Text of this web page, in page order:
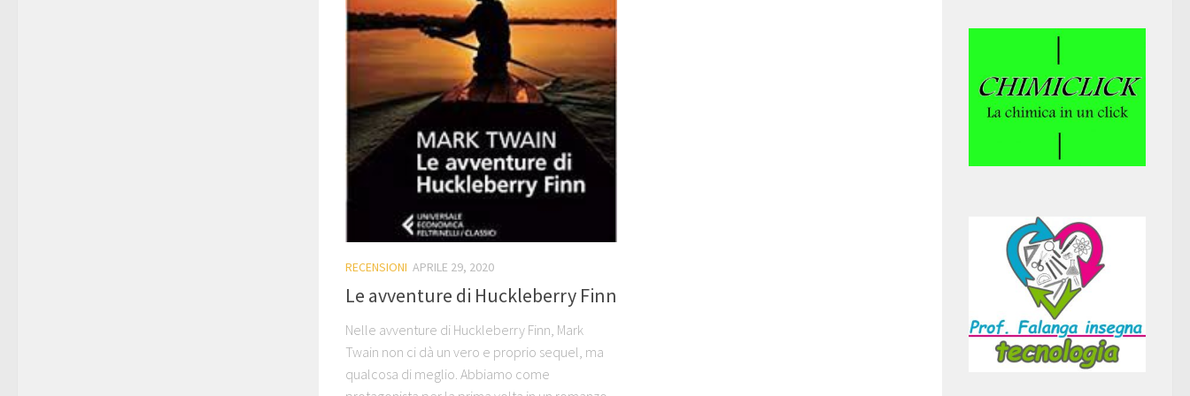
RECENSIONI APRILE 29, 2020
Le avventure di Huckleberry Finn
Nelle avventure di Huckleberry Finn, Mark
Twain non ci dà un vero e proprio sequel, ma
qualcosa di meglio. Abbiamo come